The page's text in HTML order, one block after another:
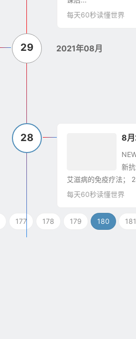
每天60秒读懂世界
29 2021年08月
28 8月
新
艾滋病的免疫疗法；
每天60秒读懂世界
177 178 179 180 181